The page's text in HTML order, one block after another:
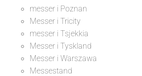
messer i Poznan
Messer i Tricity
messer i Tsjekkia
Messer i Tyskland
Messer i Warszawa
Messestand